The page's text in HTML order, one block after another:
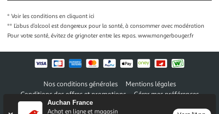
Auchan France
Achat en ligne et magasin
* Voir les conditions en cliquant ici
** L’abus d’alcool est dangereux pour la santé, à consommer avec modération
Pour votre santé, évitez de grignoter entre les repas. www.mangerbouger.fr
Nos conditions générales
Mentions légales
Conditions des offres et promotions
Gérer mes préférences
Politique de confidentialité